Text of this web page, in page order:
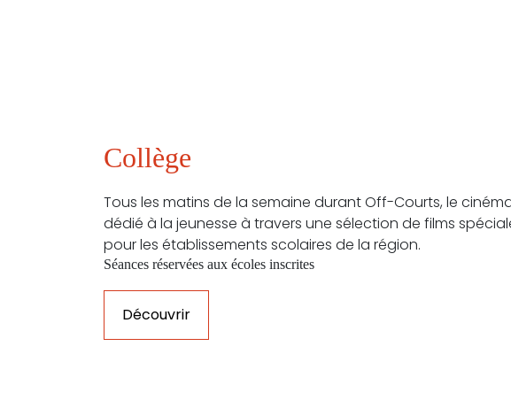
Collège
Tous les matins de la semaine durant Off-Courts, le
dédié à la jeunesse à travers une sélection de films
pour les établissements scolaires de la région.
Séances réservées aux écoles inscrites
Découvrir